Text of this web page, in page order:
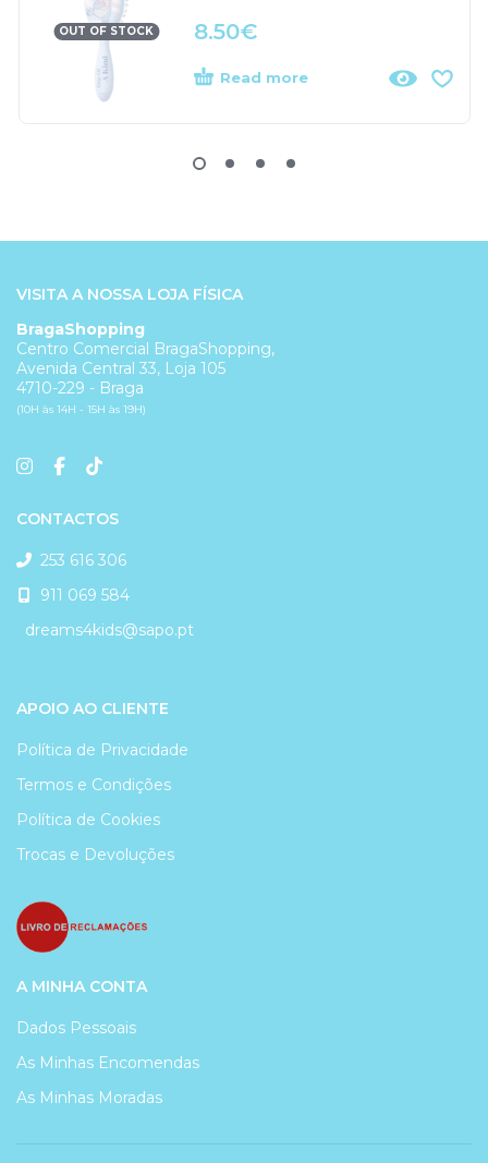
OUT OF STOCK 8.50€
Read more
VISITA A NOSSA LOJA FÍSICA
BragaShopping
Centro Comercial BragaShopping,
Avenida Central 33, Loja 105
4710-229 - Braga
(10H às 14H - 15H às 19H)
CONTACTOS
253 616 306
911 069 584
dreams4kids@sapo.pt
APOIO AO CLIENTE
Política de Privacidade
Termos e Condições
Política de Cookies
Trocas e Devoluções
A MINHA CONTA
Dados Pessoais
As Minhas Encomendas
As Minhas Moradas